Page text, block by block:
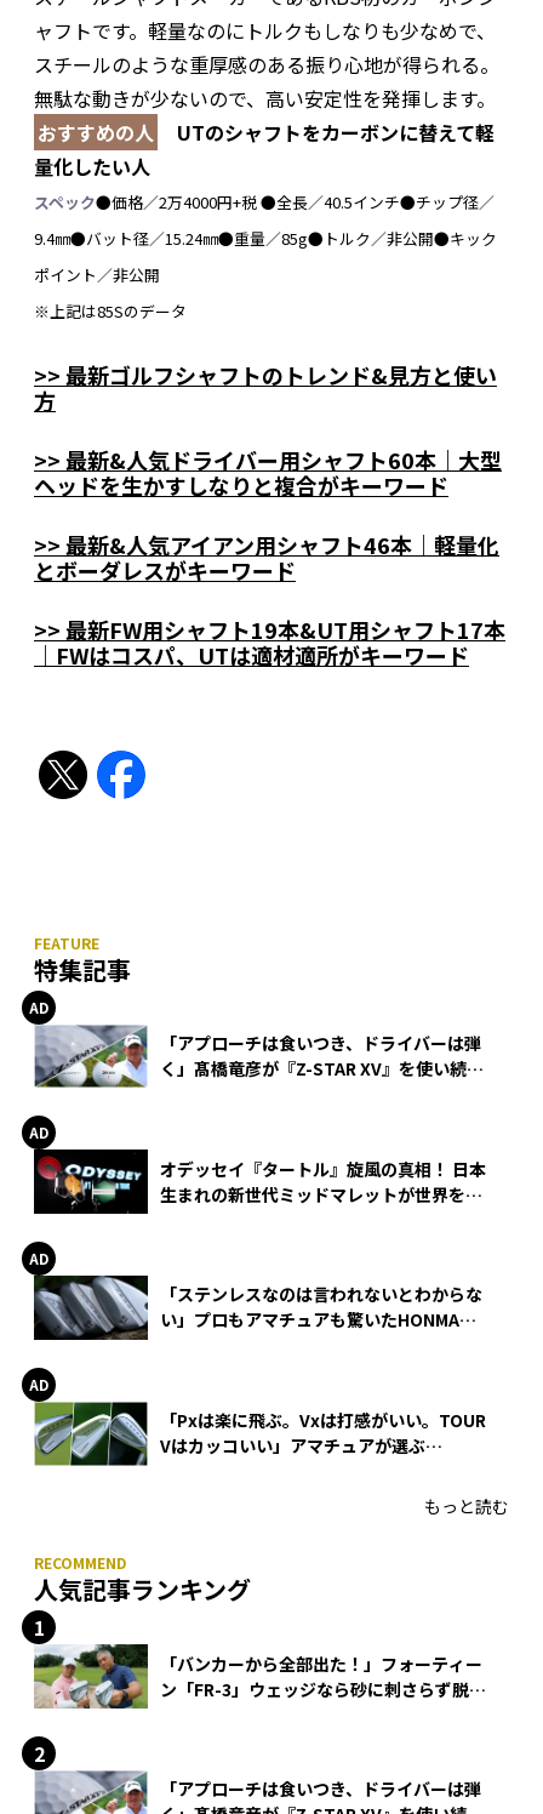
ャフトです。軽量なのにトルクもしなりも少なめで、
スチールのような重厚感のある振り心地が得られる。
無駄な動きが少ないので、高い安定性を発揮します。
おすすめの人
UTのシャフトをカーボンに替えて軽
量化したい人
スペック●価格／2万4000円+税 ●全長／40.5インチ●チップ径／
9.4㎜●バット径／15.24㎜●重量／85g●トルク／非公開●キック
ポイント／非公開
※上記は85Sのデータ
>> 最新ゴルフシャフトのトレンド&見方と使い
方
>> 最新&人気ドライバー用シャフト60本｜大型
ヘッドを生かすしなりと複合がキーワード
>> 最新&人気アイアン用シャフト46本｜軽量化
とボーダレスがキーワード
>> 最新FW用シャフト19本&UT用シャフト17本
｜FWはコスパ、UTは適材適所がキーワード
特集記事
「アプローチは食いつき、ドライバーは弾
く」髙橋竜彦が『Z-STAR XV』を使い続け
オデッセイ『タートル』旋風の真相！ 日本
生まれの新世代ミッドマレットが世界を席
「ステンレスなのは言われないとわからな
い」プロもアマチュアも驚いたHONMA
「Pxは楽に飛ぶ。Vxは打感がいい。TOUR
Vはカッコいい」アマチュアが選ぶ
もっと読む
人気記事ランキング
「バンカーから全部出た！」フォーティー
ン「FR-3」ウェッジなら砂に刺さらず脱出
「アプローチは食いつき、ドライバーは弾